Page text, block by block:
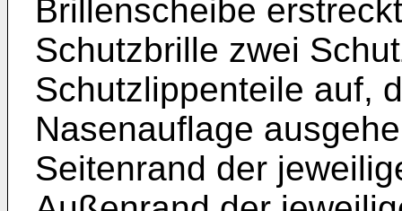
Brillenscheibe
Schutzbrille zwei
Schutzlippenteile auf,
Nasenauflage
Seitenrand der